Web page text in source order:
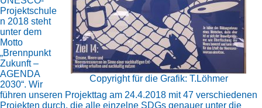
Copyright für die Grafik: T.Löhmer
Projektschule
n 2018 steht
unter dem
Motto
„Brennpunkt
Zukunft –
AGENDA
2030“. Wir
führen unseren Projekttag am 24.4.2018 mit 47 verschiedenen
Projekten durch, die alle einzelne SDGs genauer unter die